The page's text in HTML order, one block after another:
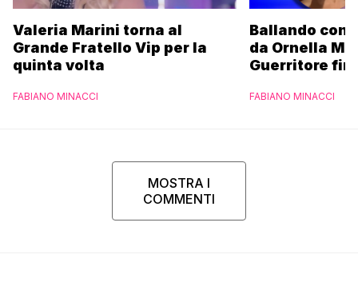
Valeria Marini torna al
Grande Fratello Vip per la
quinta volta
FABIANO MINACCI
Ballando con
da Ornella
Guerritore
l’esclusiva di
FABIANO MINACCI
MOSTRA I
COMMENTI